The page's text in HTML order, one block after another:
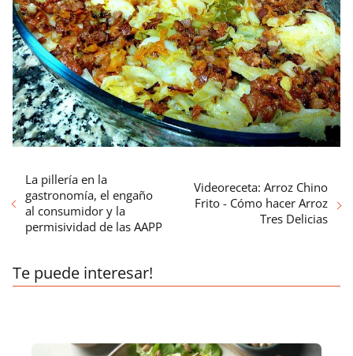
La pillería en la
gastronomía, el engaño
al consumidor y la
permisividad de las AAPP
Videoreceta: Arroz Chino
Frito - Cómo hacer Arroz
Tres Delicias
Te puede interesar!